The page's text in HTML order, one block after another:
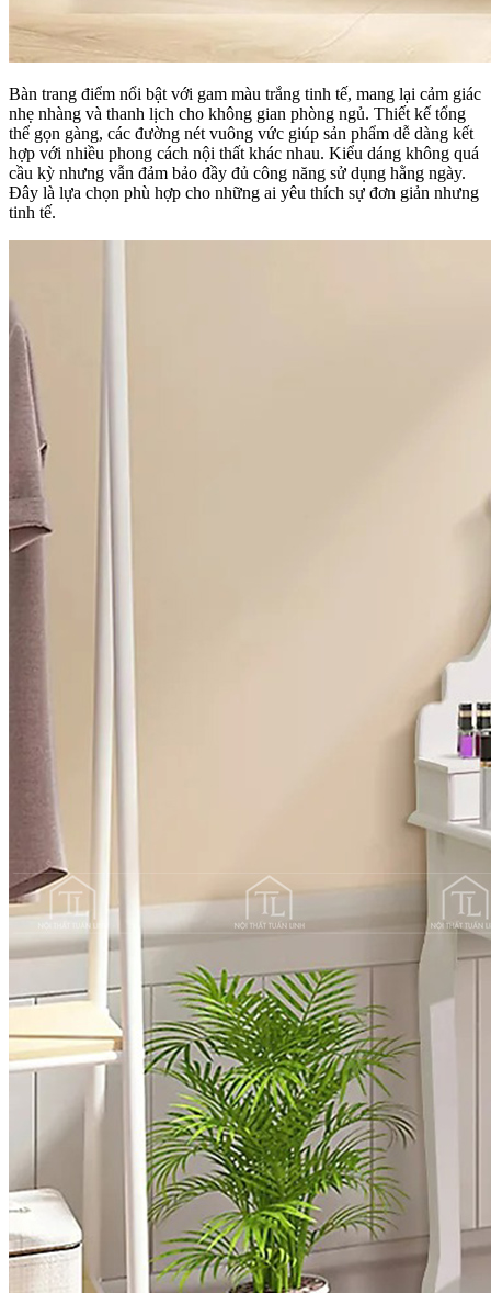
Bàn trang điểm nổi bật với gam màu trắng tinh tế, mang lại cảm giác
nhẹ nhàng và thanh lịch cho không gian phòng ngủ. Thiết kế tổng
thể gọn gàng, các đường nét vuông vức giúp sản phẩm dễ dàng kết
hợp với nhiều phong cách nội thất khác nhau. Kiểu dáng không quá
cầu kỳ nhưng vẫn đảm bảo đầy đủ công năng sử dụng hằng ngày.
Đây là lựa chọn phù hợp cho những ai yêu thích sự đơn giản nhưng
tinh tế.